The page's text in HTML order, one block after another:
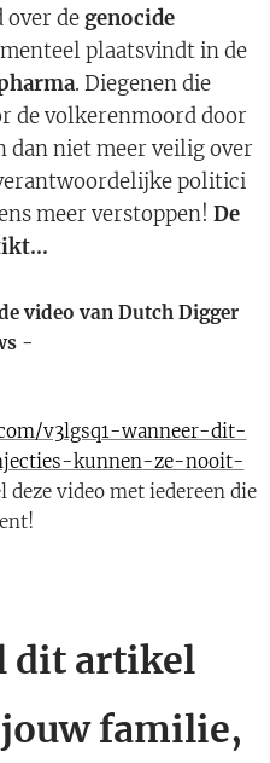
over de genocide
plaatsvindt in de
. Diegenen die
de volkerenmoord door
dan niet meer veilig over
politici
meer verstoppen! De
video van Dutch Digger
-
v3lgsq1-wanneer-dit-
kunnen-ze-nooit-
deze video met iedereen die
dit artikel
familie,